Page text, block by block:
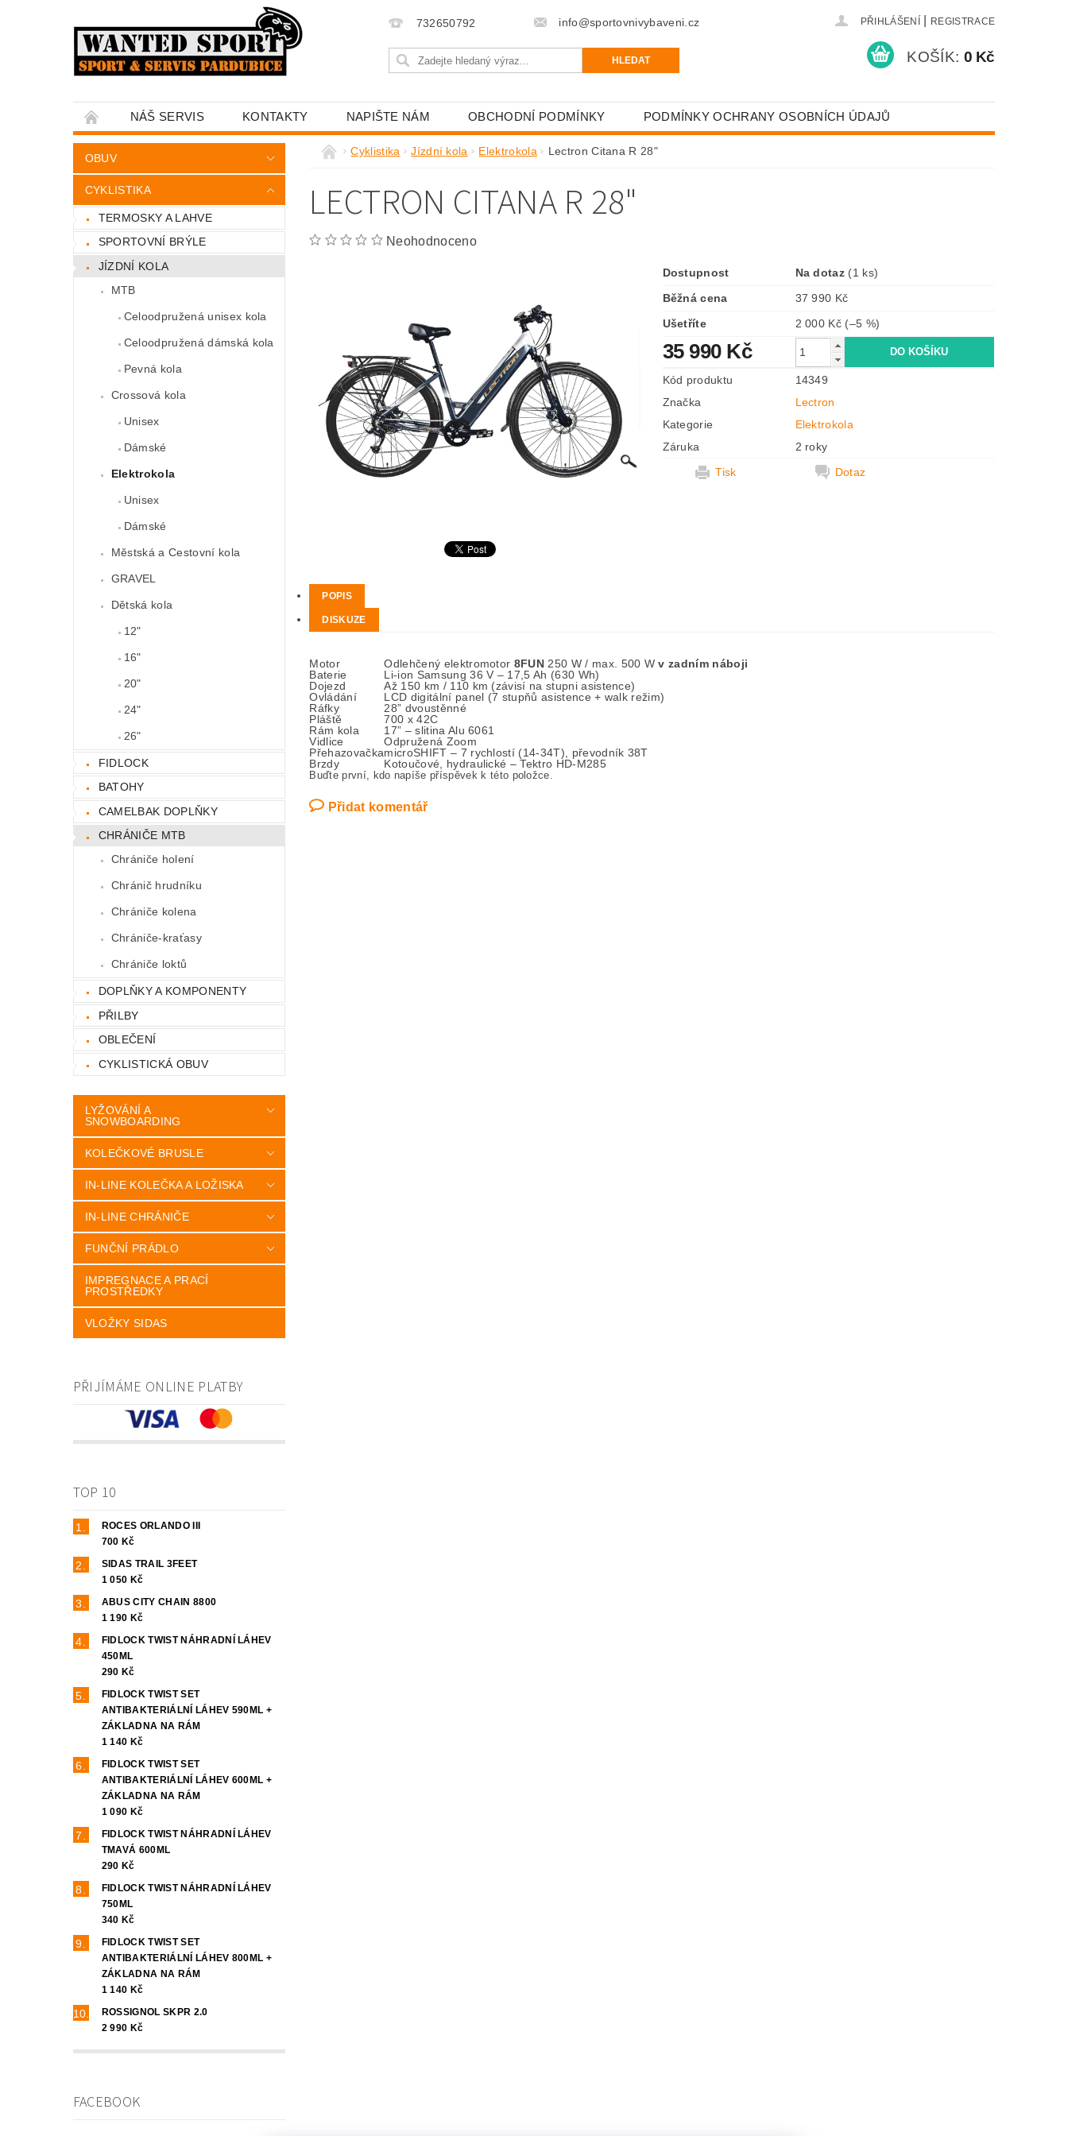
732650792 info@sportovnivybaveni.cz PŘIHLÁŠENÍ REGISTRACE
KOŠÍK: 0 Kč
NÁŠ SERVIS KONTAKTY NAPIŠTE NÁM OBCHODNÍ PODMÍNKY PODMÍNKY OCHRANY OSOBNÍCH ÚDAJŮ
OBUV
CYKLISTIKA
TERMOSKY A LAHVE
SPORTOVNÍ BRÝLE
JÍZDNÍ KOLA
MTB
Celoodpružená unisex kola
Celoodpružená dámská kola
Pevná kola
Crossová kola
Unisex
Dámské
Elektrokola
Unisex
Dámské
Městská a Cestovní kola
GRAVEL
Dětská kola
12"
16"
20"
24"
26"
FIDLOCK
BATOHY
CAMELBAK DOPLŇKY
CHRÁNIČE MTB
Chrániče holení
Chránič hrudníku
Chrániče kolena
Chrániče-kraťasy
Chrániče loktů
DOPLŇKY A KOMPONENTY
PŘILBY
OBLEČENÍ
CYKLISTICKÁ OBUV
LYŽOVÁNÍ A
SNOWBOARDING
KOLEČKOVÉ BRUSLE
IN-LINE KOLEČKA A LOŽISKA
IN-LINE CHRÁNIČE
FUNČNÍ PRÁDLO
IMPREGNACE A PRACÍ
PROSTŘEDKY
VLOŽKY SIDAS
PŘIJÍMÁME ONLINE PLATBY
TOP 10
ROCES ORLANDO III
700 Kč
SIDAS TRAIL 3FEET
1 050 Kč
ABUS CITY CHAIN 8800
1 190 Kč
FIDLOCK TWIST NÁHRADNÍ LÁHEV
450ML
290 Kč
FIDLOCK TWIST SET
ANTIBAKTERIÁLNÍ LÁHEV 590ML +
ZÁKLADNA NA RÁM
1 140 Kč
FIDLOCK TWIST SET
ANTIBAKTERIÁLNÍ LÁHEV 600ML +
ZÁKLADNA NA RÁM
1 090 Kč
FIDLOCK TWIST NÁHRADNÍ LÁHEV
TMAVÁ 600ML
290 Kč
FIDLOCK TWIST NÁHRADNÍ LÁHEV
750ML
340 Kč
FIDLOCK TWIST SET
ANTIBAKTERIÁLNÍ LÁHEV 800ML +
ZÁKLADNA NA RÁM
1 140 Kč
ROSSIGNOL SKPR 2.0
2 990 Kč
FACEBOOK
Cyklistika Jízdní kola Elektrokola Lectron Citana R 28"
LECTRON CITANA R 28"
Neohodnoceno
Dostupnost Na dotaz (1 ks)
Běžná cena
37 990 Kč
Ušetříte
2 000 Kč (–5 %)
35 990 Kč
Kód produktu
14349
Značka
Lectron
Kategorie
Elektrokola
Záruka
2 roky
Tisk
Dotaz
POPIS
DISKUZE
Motor Odlehčený elektromotor 8FUN 250 W / max. 500 W v zadním náboji
Baterie
Li-ion Samsung 36 V – 17,5 Ah (630 Wh)
Dojezd
Až 150 km / 110 km (závisí na stupni asistence)
Ovládání
LCD digitální panel (7 stupňů asistence + walk režim)
Ráfky
28” dvoustěnné
Pláště
700 x 42C
Rám kola
17” – slitina Alu 6061
Vidlice
Odpružená Zoom
PřehazovačkamicroSHIFT – 7 rychlostí (14-34T), převodník 38T
Brzdy
Kotoučové, hydraulické – Tektro HD-M285
Buďte první, kdo napíše příspěvek k této položce.
Přidat komentář